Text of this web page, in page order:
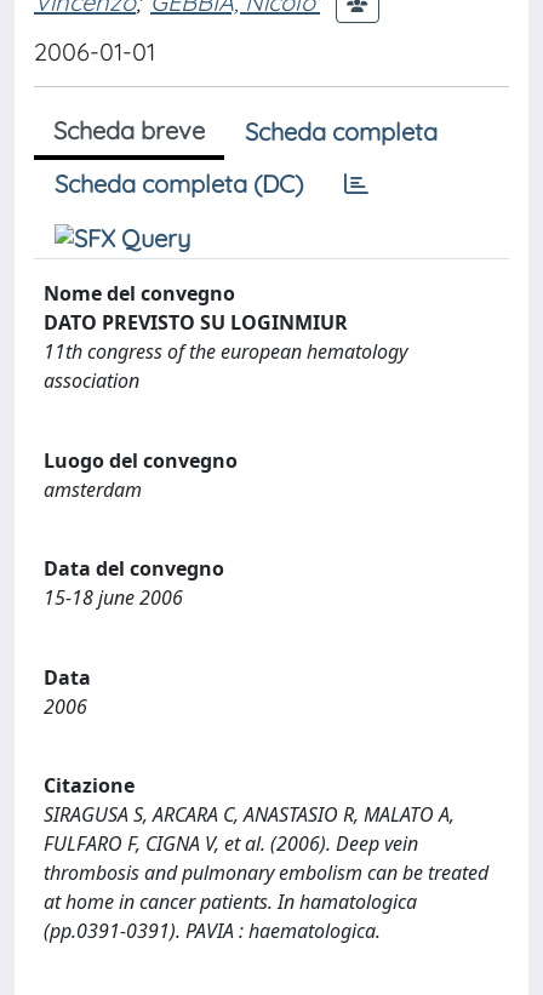
2006-01-01
Scheda breve
Scheda completa
Scheda completa (DC)
Nome del convegno
DATO PREVISTO SU LOGINMIUR
11th congress of the european hematology
association
Luogo del convegno
amsterdam
Data del convegno
15-18 june 2006
Data
2006
Citazione
SIRAGUSA S, ARCARA C, ANASTASIO R, MALATO A,
FULFARO F, CIGNA V, et al. (2006). Deep vein
thrombosis and pulmonary embolism can be treated
at home in cancer patients. In hamatologica
(pp.0391-0391). PAVIA : haematologica.